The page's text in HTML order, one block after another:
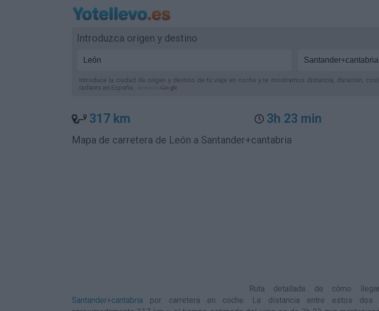
Introduzca origen y destino
Introduce la ciudad de origen y destino de tu viaje en coche y te mostramos distancia, duración,
radares en España.
317 km 3h 23 min
Mapa de carretera de León a Santander+cantabria
Ruta detallada de cómo
Santander+cantabria por carretera en coche. La distancia entre estos